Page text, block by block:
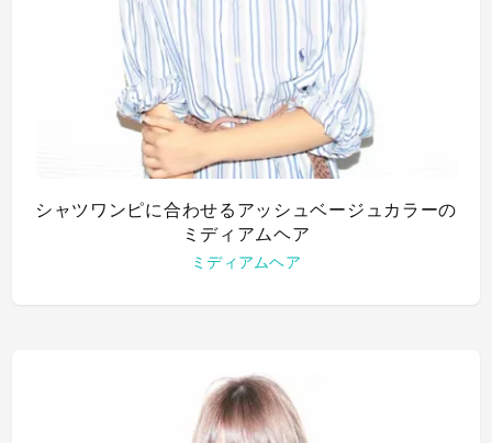
シャツワンピに合わせるアッシュベージュカラーの
ミディアムヘア
ミディアムヘア